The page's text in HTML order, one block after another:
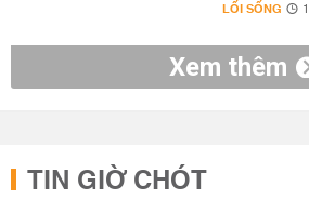
LỐI SỐNG
Xem thêm
TIN GIỜ CHÓT